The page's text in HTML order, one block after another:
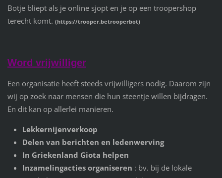
Botje bliept als je online sjopt en je op een troopershop
terecht komt. (https://trooper.betrooperbot)
Word vrijwilliger
Een organisatie heeft steeds vrijwilligers nodig. Daarom zijn
wij op zoek naar mensen die hun steentje willen bijdragen.
En dit kan op allerlei manieren.
Lekkernijenverkoop
Delen van berichten en ledenwerving
In Griekenland Giota helpen
Inzamelingacties organiseren : bv. bij de lokale